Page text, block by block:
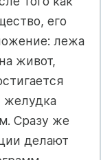
его
лежа
живот,
желудка
Сразу же
делают